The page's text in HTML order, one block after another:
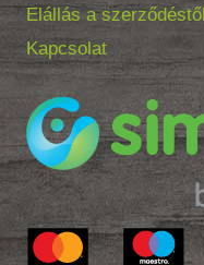
Elállás a szerződéstől
Kapcsolat